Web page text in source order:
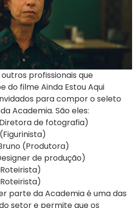
profissionais que
do filme Ainda Estou Aqui
para compor o seleto
Academia. São eles:
de fotografia)
(Produtora)
de produção)
parte da Academia é uma das
setor e permite que os